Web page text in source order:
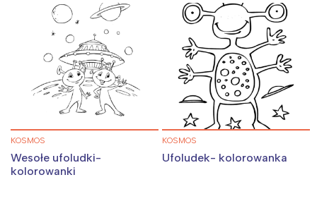
KOSMOS
Wesołe ufoludki-
kolorowanki
KOSMOS
Ufoludek- kolorowanka